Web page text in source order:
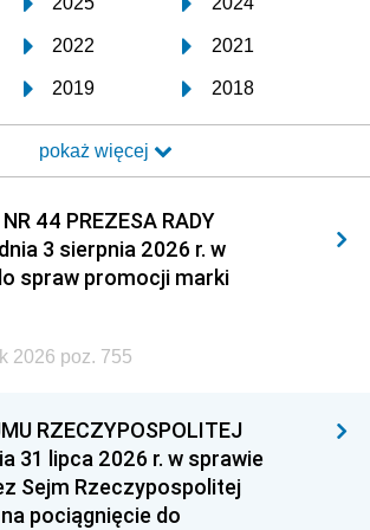
2022 2021
2019 2018
2016 2015
2013 2012
2010 2009
2007 2006
1995 1994
1992 1991
1989
pokaż więcej
44 PREZESA RADY
3 sierpnia 2026 r. w
spraw promocji marki
2026 poz. 755
RZECZYPOSPOLITEJ
31 lipca 2026 r. w sprawie
Sejm Rzeczypospolitej
pociągnięcie do